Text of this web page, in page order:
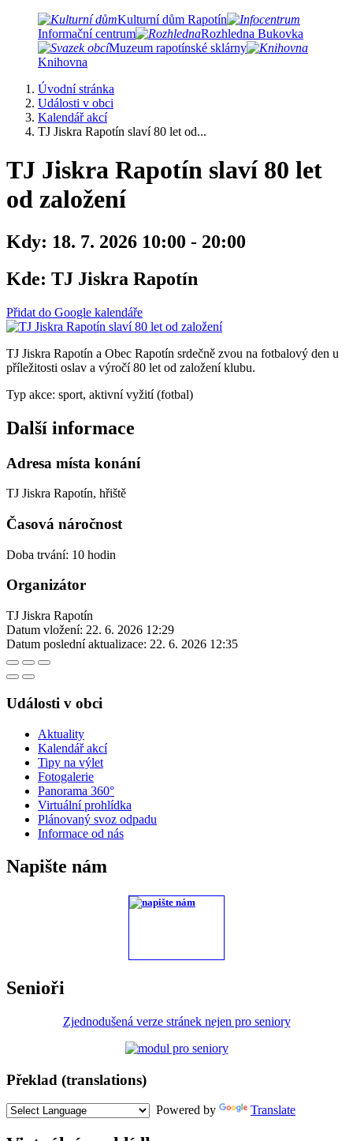
Kulturní dům Rapotín
Informační centrum
Rozhledna Bukovka
Muzeum rapotínské sklárny
Knihovna
Úvodní stránka
Události v obci
Kalendář akcí
TJ Jiskra Rapotín slaví 80 let od...
TJ Jiskra Rapotín slaví 80 let
od založení
Kdy: 18. 7. 2026 10:00 - 20:00
Kde: TJ Jiskra Rapotín
Přidat do Google kalendáře
TJ Jiskra Rapotín a Obec Rapotín srdečně zvou na fotbalový den u
příležitosti oslav a výročí 80 let od založení klubu.
Typ akce: sport, aktivní vyžití (fotbal)
Další informace
Adresa místa konání
TJ Jiskra Rapotín, hřiště
Časová náročnost
Doba trvání: 10 hodin
Organizátor
TJ Jiskra Rapotín
Datum vložení: 22. 6. 2026 12:29
Datum poslední aktualizace: 22. 6. 2026 12:35
Události v obci
Aktuality
Kalendář akcí
Tipy na výlet
Fotogalerie
Panorama 360°
Virtuální prohlídka
Plánovaný svoz odpadu
Informace od nás
Napište nám
Senioři
Zjednodušená verze stránek nejen pro seniory
Překlad (translations)
Powered by Translate